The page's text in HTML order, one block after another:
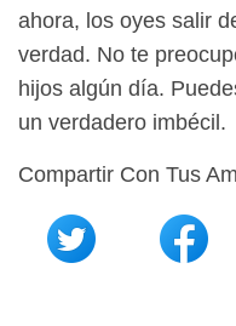
ahora, los oyes salir
verdad. No te
hijos algún día.
un verdadero imbécil.
Compartir Con Tus